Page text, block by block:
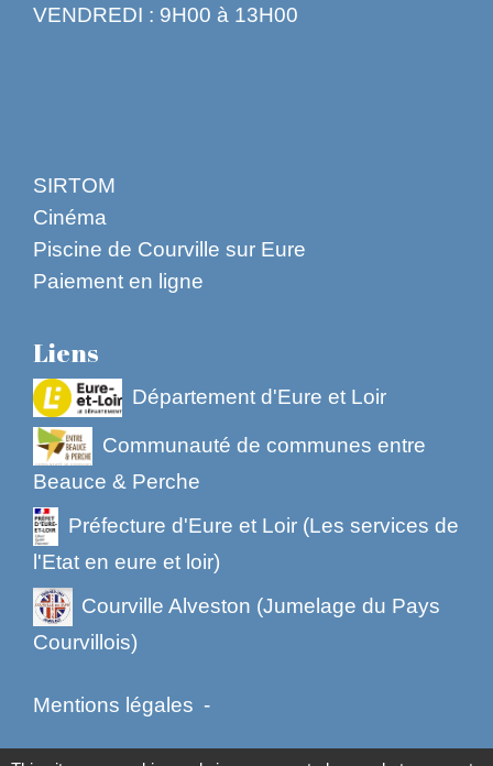
VENDREDI : 9H00 à 13H00
SIRTOM
Cinéma
Piscine de Courville sur Eure
Paiement en ligne
Liens
Département d'Eure et Loir
Communauté de communes entre
Beauce & Perche
Préfecture d'Eure et Loir (Les services de
l'Etat en eure et loir)
Courville Alveston (Jumelage du Pays
Courvillois)
Mentions légales -
Politique de confidentialité - Accessibilité -